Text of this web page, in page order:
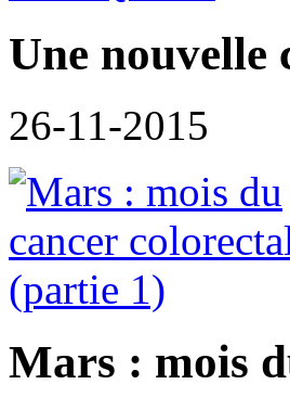
Une nouvelle
26-11-2015
Mars : mois